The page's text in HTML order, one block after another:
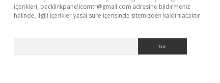
içerikleri, backlinkpanelicomtr@gmail.com adresine bildirmeniz
halinde, ilgili içerikler yasal süre içerisinde sitemizden kaldırılacaktır.